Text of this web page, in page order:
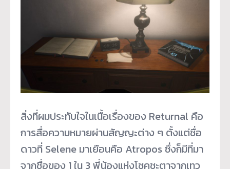
สิ่งที่ผมประทับใจในเนื้อเรื่องของ Returnal คือ
การสื่อความหมายผ่านสัญญะต่าง ๆ ตั้งแต่ชื่อ
ดาวที่ Selene มาเยือนคือ Atropos ซึ่งก็มีที่มา
จากชื่อของ 1 ใน 3 พี่น้องแห่งโชคชะตาจากเทว